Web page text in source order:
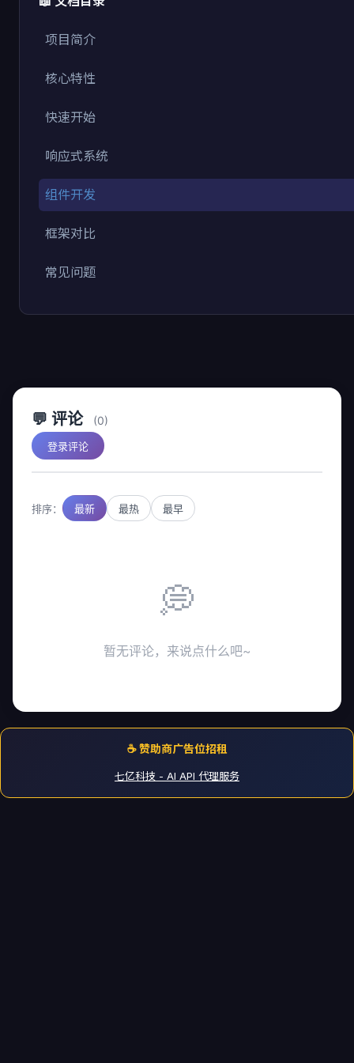
项目简介
核心特性
快速开始
响应式系统
组件开发
框架对比
常见问题
💬 评论 (0)
登录评论
排序： 最新 最热 最早
💭
暂无评论，来说点什么吧~
☕ 赞助商广告位招租
七亿科技 - AI API 代理服务